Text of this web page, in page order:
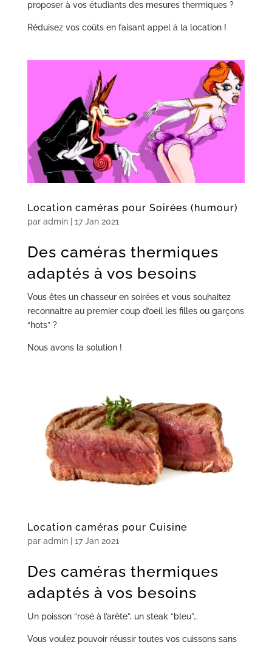
proposer à vos étudiants des mesures thermiques ?
Réduisez vos coûts en faisant appel à la location !
Location caméras pour Soirées (humour)
par admin| 17 Jan 2021
Des caméras thermiques
adaptés à vos besoins
Vous êtes un chasseur en soirées et vous souhaitez
reconnaitre au premier coup d’oeil les filles ou garçons
“hots” ?
Nous avons la solution !
Location caméras pour Cuisine
par admin| 17 Jan 2021
Des caméras thermiques
adaptés à vos besoins
Un poisson “rosé à l’arête”, un steak “bleu”…
Vous voulez pouvoir réussir toutes vos cuissons sans